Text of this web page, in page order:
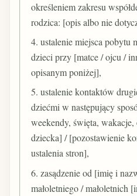
określeniem zakresu
rodzica: [opis albo nie
4. ustalenie miejsca pobytu
dzieci przy [matce / ojcu /
opisanym poniżej],
5. ustalenie kontaktów
dziećmi w następujący
weekendy, święta,
dziecka] / [pozostawienie
ustalenia stron],
6. zasądzenie od [imię i
małoletniego / małoletnich